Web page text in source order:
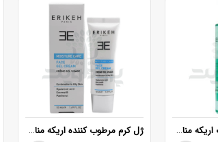
ژل شستشوی صورت اریکه مناسب پوست چرب 200 میلی لیتر ژل کرم مرطوب‌ کننده اریکه مناسب پوست چرب و مختلط